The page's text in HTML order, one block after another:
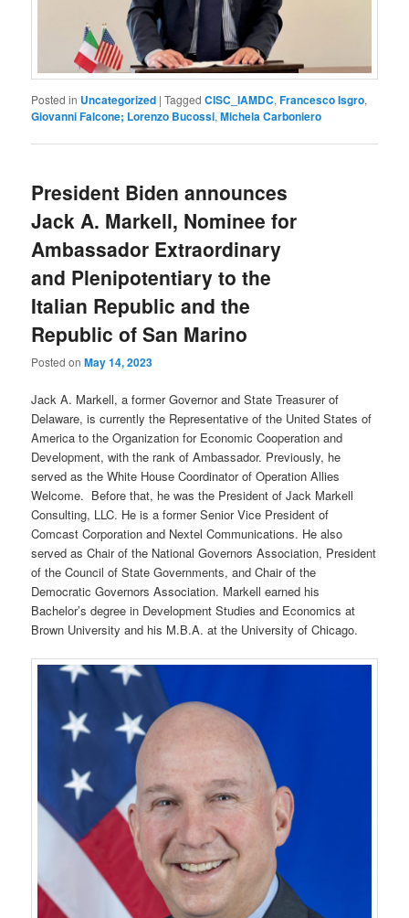
Posted in Uncategorized |Tagged CISC_IAMDC,Francesco Isgro,
Giovanni Falcone; Lorenzo Bucossi,Michela Carboniero
President Biden announces
Jack A. Markell, Nominee for
Ambassador Extraordinary
and Plenipotentiary to the
Italian Republic and the
Republic of San Marino
Posted onMay 14, 2023
Jack A. Markell, a former Governor and State Treasurer of
Delaware, is currently the Representative of the United States of
America to the Organization for Economic Cooperation and
Development, with the rank of Ambassador. Previously, he
served as the White House Coordinator of Operation Allies
Welcome. Before that, he was the President of Jack Markell
Consulting, LLC. He is a former Senior Vice President of
Comcast Corporation and Nextel Communications. He also
served as Chair of the National Governors Association, President
of the Council of State Governments, and Chair of the
Democratic Governors Association. Markell earned his
Bachelor’s degree in Development Studies and Economics at
Brown University and his M.B.A. at the University of Chicago.